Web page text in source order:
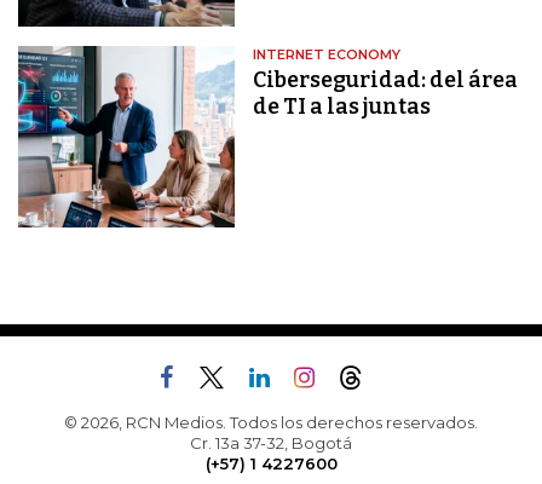
INTERNET ECONOMY
Ciberseguridad: del área
de TI a las juntas
© 2026, RCN Medios. Todos los derechos reservados.
Cr. 13a 37-32, Bogotá
(+57) 1 4227600